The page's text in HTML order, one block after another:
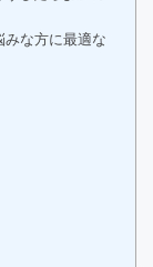
みな方に最適な